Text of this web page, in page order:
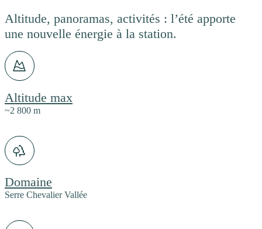
Altitude, panoramas, activités : l’été apporte
une nouvelle énergie à la station.
Altitude max
~2 800 m
Domaine
Serre Chevalier Vallée